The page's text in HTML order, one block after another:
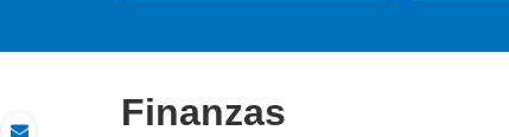
Finanzas